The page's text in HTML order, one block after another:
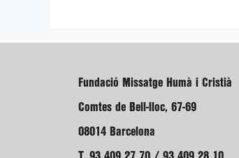
Fundació Missatge Humà i Cristià
Comtes de Bell-lloc, 67-69
08014 Barcelona